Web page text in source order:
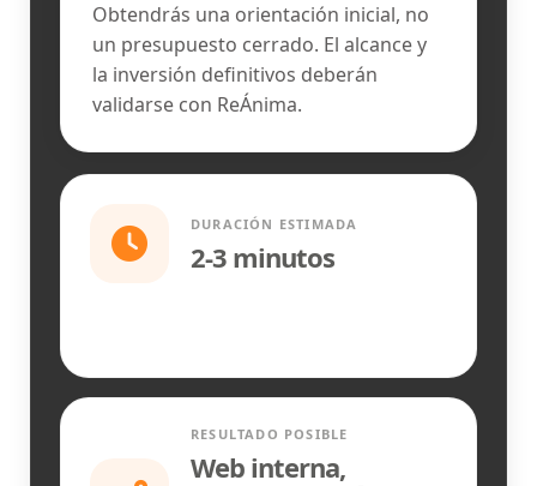
Obtendrás una orientación inicial, no
un presupuesto cerrado. El alcance y
la inversión definitivos deberán
validarse con ReÁnima.
DURACIÓN ESTIMADA
2-3 minutos
RESULTADO POSIBLE
Web interna,